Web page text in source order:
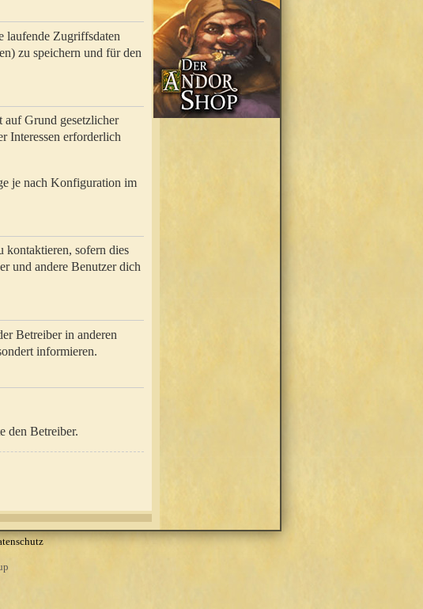
laufende Zugriffsdaten
zu speichern und für den
Grund gesetzlicher
Interessen erforderlich
je nach Konfiguration im
kontaktieren, sofern dies
und andere Benutzer dich
Betreiber in anderen
informieren.
den Betreiber.